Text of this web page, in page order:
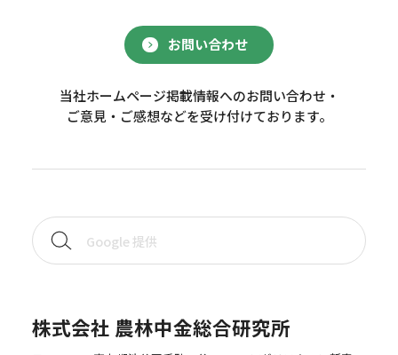
お問い合わせ
当社ホームページ掲載情報へのお問い合わせ・
ご意見・ご感想などを受け付けております。
株式会社 農林中金総合研究所